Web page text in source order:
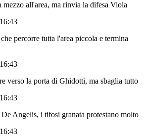
all'area, ma rinvia la difesa Viola
percorre tutta l'area piccola e termina
verso la porta di Ghidotti, ma sbaglia tutto
Angelis, i tifosi granata protestano molto